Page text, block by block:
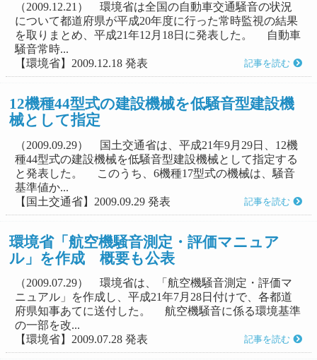
（2009.12.21） 環境省は全国の自動車交通騒音の状況
について都道府県が平成20年度に行った常時監視の結果
を取りまとめ、平成21年12月18日に発表した。 自動車
騒音常時...
【環境省】2009.12.18 発表
記事を読む
12機種44型式の建設機械を低騒音型建設機
械として指定
（2009.09.29） 国土交通省は、平成21年9月29日、12機
種44型式の建設機械を低騒音型建設機械として指定する
と発表した。 このうち、6機種17型式の機械は、騒音
基準値か...
【国土交通省】2009.09.29 発表
記事を読む
環境省「航空機騒音測定・評価マニュア
ル」を作成 概要も公表
（2009.07.29） 環境省は、「航空機騒音測定・評価マ
ニュアル」を作成し、平成21年7月28日付けで、各都道
府県知事あてに送付した。 航空機騒音に係る環境基準
の一部を改...
【環境省】2009.07.28 発表
記事を読む